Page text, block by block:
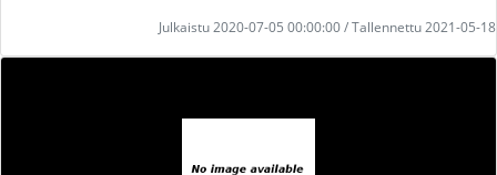
Julkaistu 2020-07-05 00:00:00 / Tallennettu 2021-05-18